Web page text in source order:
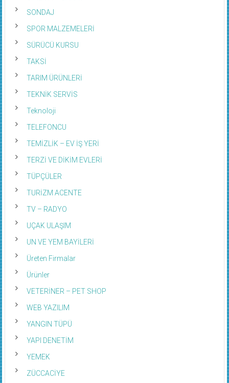
SONDAJ
SPOR MALZEMELERİ
SÜRÜCÜ KURSU
TAKSİ
TARIM ÜRÜNLERİ
TEKNİK SERVİS
Teknoloji
TELEFONCU
TEMİZLİK – EV İŞ YERİ
TERZİ VE DİKİM EVLERİ
TÜPÇÜLER
TURİZM ACENTE
TV – RADYO
UÇAK ULAŞIM
UN VE YEM BAYİLERİ
Üreten Firmalar
Ürünler
VETERİNER – PET SHOP
WEB YAZILIM
YANGIN TÜPÜ
YAPI DENETİM
YEMEK
ZÜCCACİYE